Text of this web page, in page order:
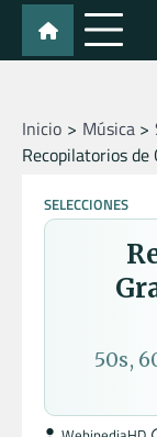
Skip
content
Inicio Música
Recopilatorios de
SELECCIONES
50s,